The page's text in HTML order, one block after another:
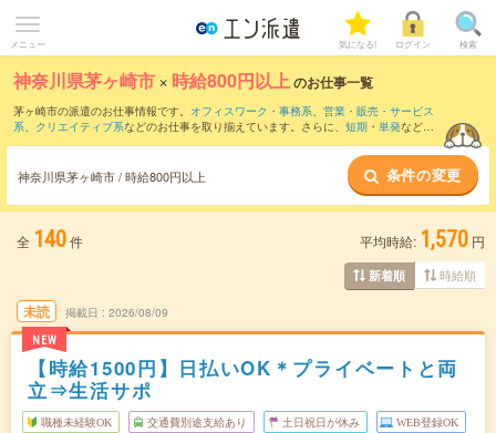
メニュー 気になる! ログイン 検索
神奈川県茅ヶ崎市 × 時給800円以上のお仕事一覧
茅ヶ崎市の派遣のお仕事情報です。 オフィスワーク・事務系、 営業・販売・サービス
系、 クリエイティブ系などのお仕事を取り揃えています。さらに、 短期 ・ 単発などの
時給1250円以上・1800円以上の求人はこちら
当サイトでは法令を遵守し、最低賃金以上の求人のみを掲載しています。
神奈川県茅ヶ崎市 / 時給800円以上 条件の変更
全 140件 平均時給: 1,570 円
新着順 時給順
未読
NEW
掲載日 2026/08/09
【時給1500円】日払いOK＊プライベートと両
立⇒生活サポ
職種未経験OK 交通費別途支給あり 土日祝日が休み WEB登録OK